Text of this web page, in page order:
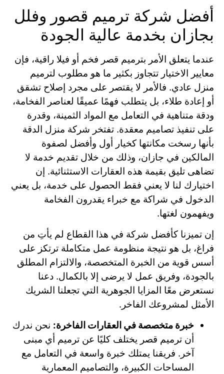
أفضل شركة ترميم قصور وفلل
بجازان بخدمة عالية الجودة
عندما يتعلق الأمر بترميم قصر فخم أو فيلا راقية، فإن
معايير الاختيار تتجاوز بكثير ما هو مطلوب لترميم
منزل عادي. فالأمر لا يقتصر على مجرد إصلاح تشقق
أو إعادة طلاء، بل يتطلب فهمًا عميقًا لعناصر الفخامة،
ودقة متناهية في التعامل مع المواد الثمينة، وقدرة
على تنفيذ تصاميم معقدة. تفتخر شركة منزل الدقة
بأنها رسخت مكانتها كخيار أول وأفضل لصفوة
المالكين في جازان، وذلك من خلال تقديم خدمة لا
تضاهى تليق بقيمة هذه العقارات الاستثنائية. إن
اختيارك لنا لا يعني فقط الحصول على خدمة، بل يعني
الدخول في شراكة مع خبراء يقدرون الفخامة
ويفهمون لغتها.
إن تميزنا كأفضل شركة في هذا القطاع لم يأتِ من
فراغ، بل هو نتيجة منظومة عمل متكاملة ترتكز على
أسس قوية من الخبرة المتخصصة، والالتزام المطلق
بالجودة، وفريق عمل لا يرضى إلا بالكمال. دعنا
نستعرض معًا المزايا الجوهرية التي تجعلنا الشريك
الأمثل لمشروعك الفاخر.
خبرة متخصصة في العقارات الفاخرة: نحن ندرك
أن ترميم قصر يختلف كليًا عن ترميم أي مبنى
آخر. فريقنا يمتلك خبرة واسعة في التعامل مع
المساحات الكبيرة، والتصاميم المعمارية